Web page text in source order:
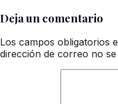
Deja un comentario
Los campos obligatorios
dirección de correo no